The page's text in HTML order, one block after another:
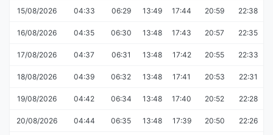
15/08/2026 04:33 06:29 13:49 17:44 20:59 22:38
16/08/2026 04:35 06:30 13:48 17:43 20:57 22:35
17/08/2026 04:37 06:31 13:48 17:42 20:55 22:33
18/08/2026 04:39 06:32 13:48 17:41 20:53 22:31
19/08/2026 04:42 06:34 13:48 17:40 20:52 22:28
20/08/2026 04:44 06:35 13:48 17:39 20:50 22:26